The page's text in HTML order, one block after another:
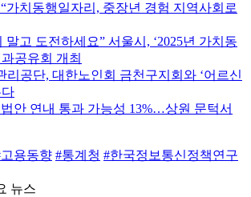
가치동행일자리, 중장년 경험 지역사회로
말고 도전하세요” 서울시, ‘2025년 가치동
공유회 개최
리공단, 대한노인회 금천구지회와 ‘어르신
다
안 연내 통과 가능성 13%…상원 문턱서
용동향 #통계청 #한국정보통신정책연구
뉴스